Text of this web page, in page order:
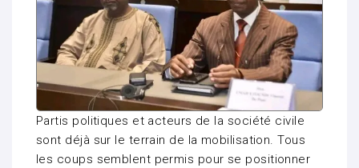
Partis politiques et acteurs de la société civile
sont déjà sur le terrain de la mobilisation. Tous
les coups semblent permis pour se positionner